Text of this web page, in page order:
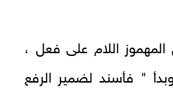
المهموز اللام على فعل ،
" فأسند لضمير الرفع